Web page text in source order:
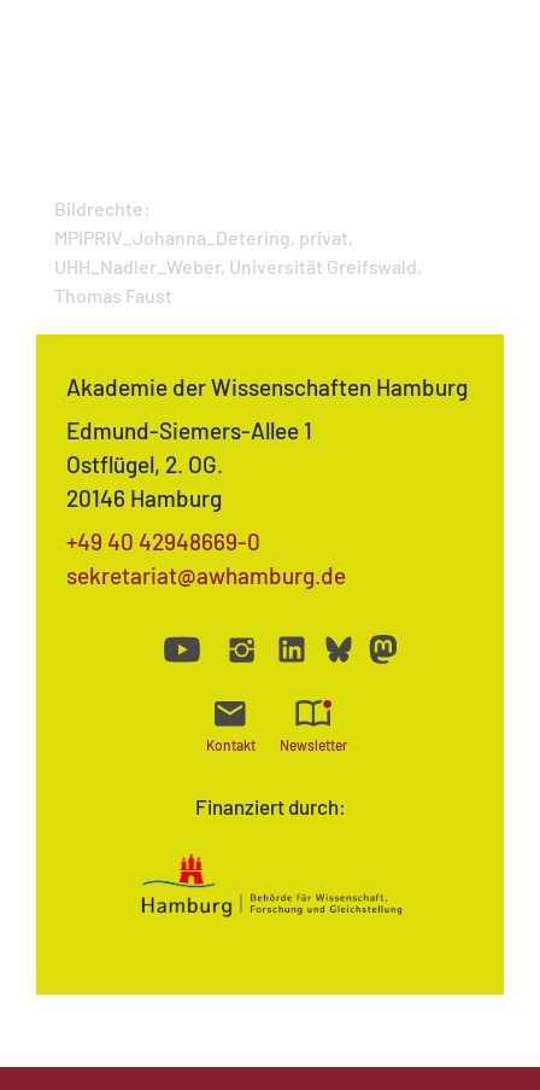
Bildrechte:
MPIPRIV_Johanna_Detering, privat,
UHH_Nadler_Weber, Universität Greifswald,
Thomas Faust
Finanziert durch:
Akademie der Wissenschaften Hamburg
Edmund-Siemers-Allee 1
Ostflügel, 2. OG.
20146 Hamburg
+49 40 42948669-0
sekretariat@awhamburg.de
Kontakt Newsletter